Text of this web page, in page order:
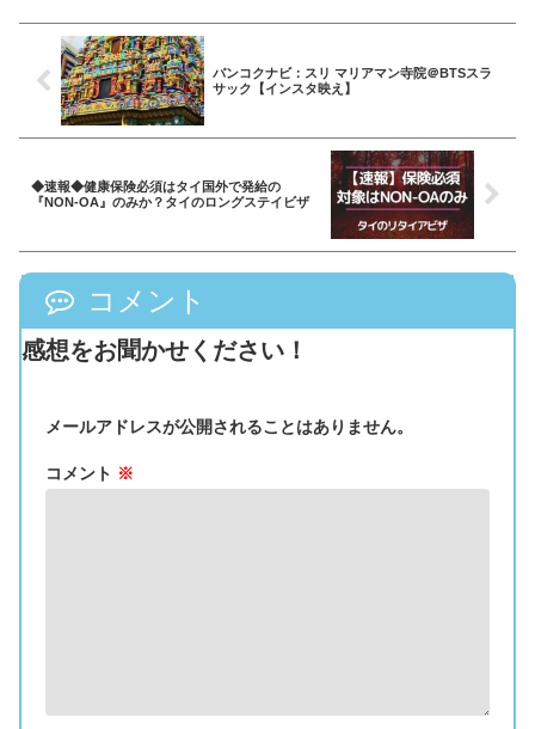
バンコクナビ：スリ マリアマン寺院＠BTSスラ
サック【インスタ映え】
◆速報◆健康保険必須はタイ国外で発給の
『NON-OA』のみか？タイのロングステイビザ
コメント
感想をお聞かせください！
メールアドレスが公開されることはありません。
コメント ※